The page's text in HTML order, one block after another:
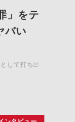
」をテ
バい
して打ち出